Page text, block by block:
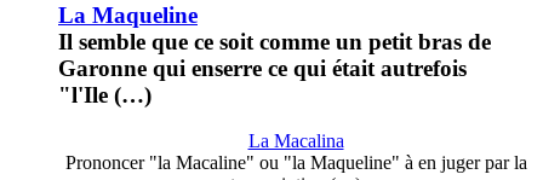
La Maqueline
Il semble que ce soit comme un petit bras de
Garonne qui enserre ce qui était autrefois
"l'Ile (…)
La Macalina
Prononcer "la Macaline" ou "la Maqueline" à en juger par la